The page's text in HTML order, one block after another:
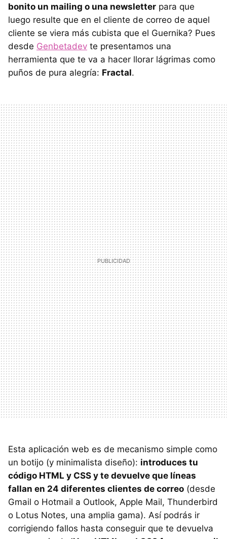
bonito un mailing o una newsletter para que
luego resulte que en el cliente de correo de aquel
cliente se viera más cubista que el Guernika? Pues
desde Genbetadev te presentamos una
herramienta que te va a hacer llorar lágrimas como
puños de pura alegría: Fractal.
Esta aplicación web es de mecanismo simple como
un botijo (y minimalista diseño): introduces tu
código HTML y CSS y te devuelve que líneas
fallan en 24 diferentes clientes de correo (desde
Gmail o Hotmail a Outlook, Apple Mail, Thunderbird
o Lotus Notes, una amplia gama). Así podrás ir
corrigiendo fallos hasta conseguir que te devuelva